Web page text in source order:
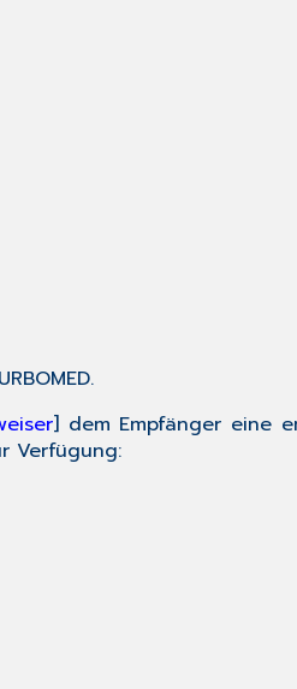
] dem Empfänger eine
Verfügung: